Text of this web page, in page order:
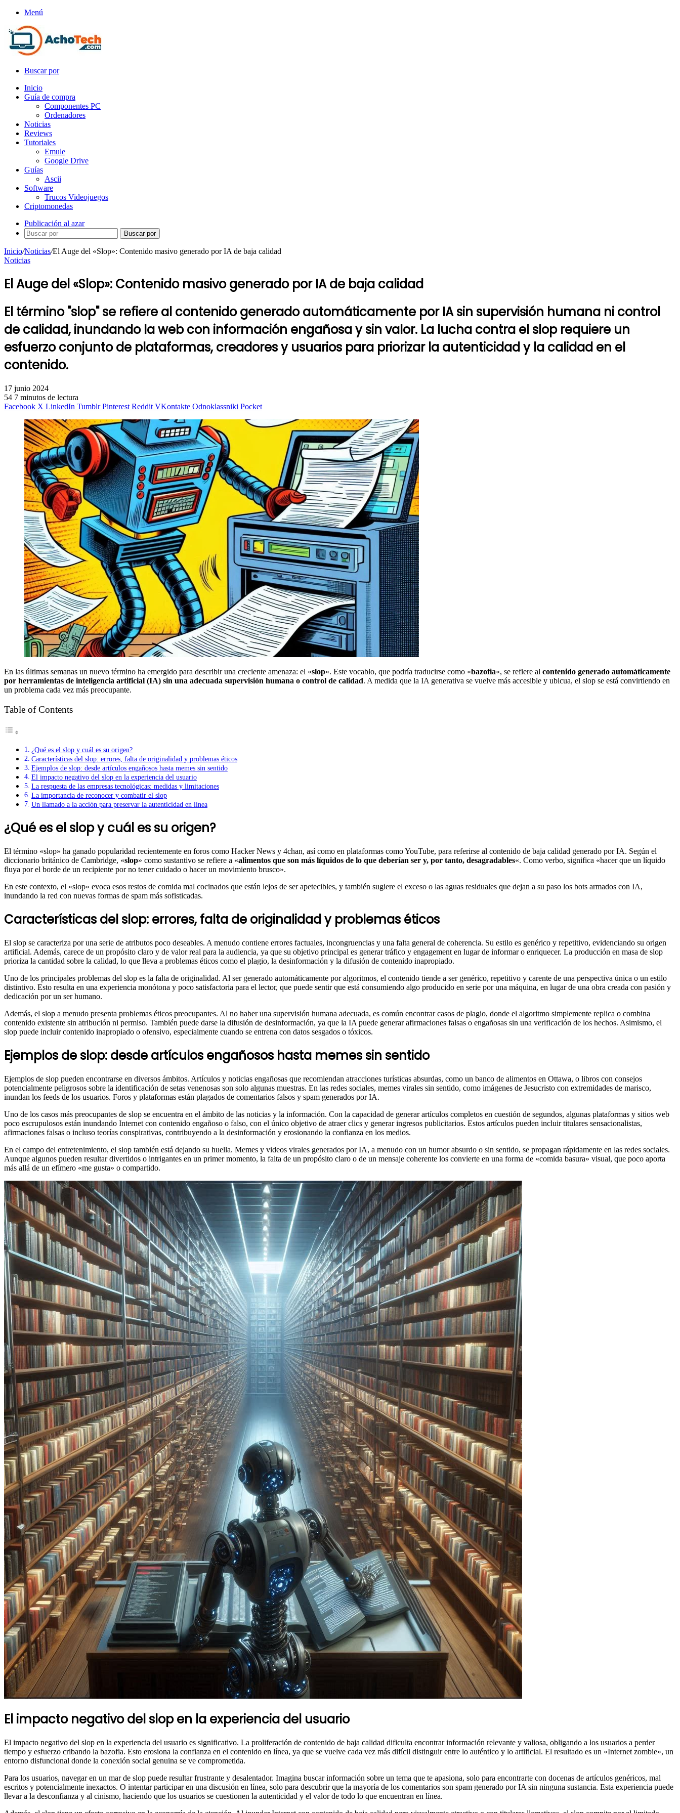
Menú
Buscar por
Inicio
Guía de compra
Componentes PC
Ordenadores
Noticias
Reviews
Tutoriales
Emule
Google Drive
Guías
Ascii
Software
Trucos Videojuegos
Criptomonedas
Publicación al azar
Buscar por
Inicio/Noticias/El Auge del «Slop»: Contenido masivo generado por IA de baja calidad
Noticias
El Auge del «Slop»: Contenido masivo generado por IA de baja calidad
El término "slop" se refiere al contenido generado automáticamente por IA sin supervisión humana ni control
de calidad, inundando la web con información engañosa y sin valor. La lucha contra el slop requiere un
esfuerzo conjunto de plataformas, creadores y usuarios para priorizar la autenticidad y la calidad en el
contenido.
17 junio 2024
54 7 minutos de lectura
Facebook X LinkedIn Tumblr Pinterest Reddit VKontakte Odnoklassniki Pocket
En las últimas semanas un nuevo término ha emergido para describir una creciente amenaza: el «slop«. Este vocablo, que podría traducirse como «bazofia«, se refiere al contenido generado automáticamente
por herramientas de inteligencia artificial (IA) sin una adecuada supervisión humana o control de calidad. A medida que la IA generativa se vuelve más accesible y ubicua, el slop se está convirtiendo en
un problema cada vez más preocupante.
Table of Contents
¿Qué es el slop y cuál es su origen?
Características del slop: errores, falta de originalidad y problemas éticos
Ejemplos de slop: desde artículos engañosos hasta memes sin sentido
El impacto negativo del slop en la experiencia del usuario
La respuesta de las empresas tecnológicas: medidas y limitaciones
La importancia de reconocer y combatir el slop
Un llamado a la acción para preservar la autenticidad en línea
¿Qué es el slop y cuál es su origen?
El término «slop» ha ganado popularidad recientemente en foros como Hacker News y 4chan, así como en plataformas como YouTube, para referirse al contenido de baja calidad generado por IA. Según el
diccionario británico de Cambridge, «slop» como sustantivo se refiere a «alimentos que son más líquidos de lo que deberían ser y, por tanto, desagradables«. Como verbo, significa «hacer que un líquido
fluya por el borde de un recipiente por no tener cuidado o hacer un movimiento brusco».
En este contexto, el «slop» evoca esos restos de comida mal cocinados que están lejos de ser apetecibles, y también sugiere el exceso o las aguas residuales que dejan a su paso los bots armados con IA,
inundando la red con nuevas formas de spam más sofisticadas.
Características del slop: errores, falta de originalidad y problemas éticos
El slop se caracteriza por una serie de atributos poco deseables. A menudo contiene errores factuales, incongruencias y una falta general de coherencia. Su estilo es genérico y repetitivo, evidenciando su origen
artificial. Además, carece de un propósito claro y de valor real para la audiencia, ya que su objetivo principal es generar tráfico y engagement en lugar de informar o enriquecer. La producción en masa de slop
prioriza la cantidad sobre la calidad, lo que lleva a problemas éticos como el plagio, la desinformación y la difusión de contenido inapropiado.
Uno de los principales problemas del slop es la falta de originalidad. Al ser generado automáticamente por algoritmos, el contenido tiende a ser genérico, repetitivo y carente de una perspectiva única o un estilo
distintivo. Esto resulta en una experiencia monótona y poco satisfactoria para el lector, que puede sentir que está consumiendo algo producido en serie por una máquina, en lugar de una obra creada con pasión y
dedicación por un ser humano.
Además, el slop a menudo presenta problemas éticos preocupantes. Al no haber una supervisión humana adecuada, es común encontrar casos de plagio, donde el algoritmo simplemente replica o combina
contenido existente sin atribución ni permiso. También puede darse la difusión de desinformación, ya que la IA puede generar afirmaciones falsas o engañosas sin una verificación de los hechos. Asimismo, el
slop puede incluir contenido inapropiado o ofensivo, especialmente cuando se entrena con datos sesgados o tóxicos.
Ejemplos de slop: desde artículos engañosos hasta memes sin sentido
Ejemplos de slop pueden encontrarse en diversos ámbitos. Artículos y noticias engañosas que recomiendan atracciones turísticas absurdas, como un banco de alimentos en Ottawa, o libros con consejos
potencialmente peligrosos sobre la identificación de setas venenosas son solo algunas muestras. En las redes sociales, memes virales sin sentido, como imágenes de Jesucristo con extremidades de marisco,
inundan los feeds de los usuarios. Foros y plataformas están plagados de comentarios falsos y spam generados por IA.
Uno de los casos más preocupantes de slop se encuentra en el ámbito de las noticias y la información. Con la capacidad de generar artículos completos en cuestión de segundos, algunas plataformas y sitios web
poco escrupulosos están inundando Internet con contenido engañoso o falso, con el único objetivo de atraer clics y generar ingresos publicitarios. Estos artículos pueden incluir titulares sensacionalistas,
afirmaciones falsas o incluso teorías conspirativas, contribuyendo a la desinformación y erosionando la confianza en los medios.
En el campo del entretenimiento, el slop también está dejando su huella. Memes y videos virales generados por IA, a menudo con un humor absurdo o sin sentido, se propagan rápidamente en las redes sociales.
Aunque algunos pueden resultar divertidos o intrigantes en un primer momento, la falta de un propósito claro o de un mensaje coherente los convierte en una forma de «comida basura» visual, que poco aporta
más allá de un efímero «me gusta» o compartido.
El impacto negativo del slop en la experiencia del usuario
El impacto negativo del slop en la experiencia del usuario es significativo. La proliferación de contenido de baja calidad dificulta encontrar información relevante y valiosa, obligando a los usuarios a perder
tiempo y esfuerzo cribando la bazofia. Esto erosiona la confianza en el contenido en línea, ya que se vuelve cada vez más difícil distinguir entre lo auténtico y lo artificial. El resultado es un «Internet zombie», un
entorno disfuncional donde la conexión social genuina se ve comprometida.
Para los usuarios, navegar en un mar de slop puede resultar frustrante y desalentador. Imagina buscar información sobre un tema que te apasiona, solo para encontrarte con docenas de artículos genéricos, mal
escritos y potencialmente inexactos. O intentar participar en una discusión en línea, solo para descubrir que la mayoría de los comentarios son spam generado por IA sin ninguna sustancia. Esta experiencia puede
llevar a la desconfianza y al cinismo, haciendo que los usuarios se cuestionen la autenticidad y el valor de todo lo que encuentran en línea.